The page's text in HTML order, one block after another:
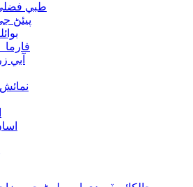
طبي
پيئڻ
فارما
آبي